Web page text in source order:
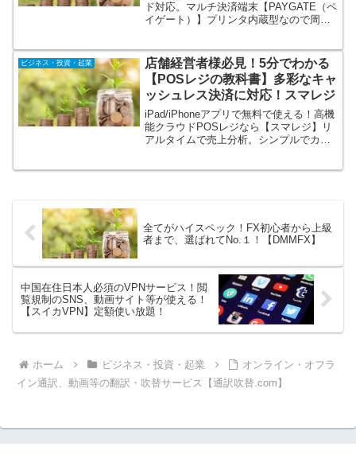
ド対応。マルチ決済端末【PAYGATE（ペ
イゲート）】プリンタ内蔵型なので周辺
で通信が可能な為、屋外、移動販売など
のシーンでも活躍。
ビジネス・投資・起業
店舗経営者様必見！5分でわかる
【POSレジの教科書】多彩なキャ
ッシュレス決済に対応！スマレジ
iPad/iPhoneアプリで無料で使える！高機
能クラウドPOSレジなら【スマレジ】リ
アルタイムで売上分析。シンプルでカン
全てがハイスペック！FX初心者から上級
者まで、選ばれてNo.１！【DMMFX】
中国在住日本人必須のVPNサービス！閲
覧規制のSNS、動画サイト等が使える！
【スイカVPN】定額使い放題！
ホーム ビジネス・投資・起業
オンライン・オフラ
イン通訳、動画等の翻訳・吹替サービス【通訳吹替.com】